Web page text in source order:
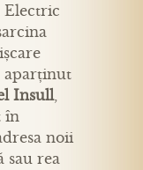
Electric
aparținut
Insull,
în
noii
sau rea